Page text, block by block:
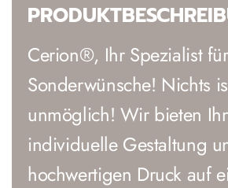
Cerion®, Ihr Spezialist für
Sonderwünsche! Nichts
unmöglich! Wir bieten
individuelle Gestaltung
hochwertigen Druck auf